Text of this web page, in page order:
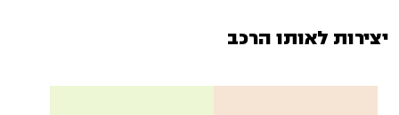
יצירות לאותו הרכב